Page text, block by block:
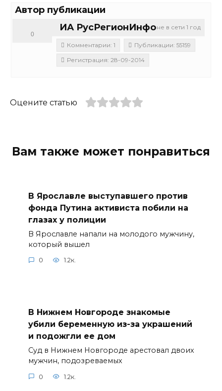
Автор публикации
не в сети 1 год
ИА РусРегионИнфо
0
Комментарии: 1
Публикации: 55159
Регистрация: 28-09-2014
Оцените статью
Вам также может понравиться
В Ярославле выступавшего против
фонда Путина активиста побили на
глазах у полиции
В Ярославле напали на молодого мужчину,
который вышел
0 1.2к.
В Нижнем Новгороде знакомые
убили беременную из-за украшений
и подожгли ее дом
Суд в Нижнем Новгороде арестовал двоих
мужчин, подозреваемых
0 1.2к.